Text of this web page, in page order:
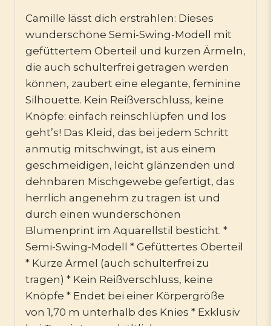
Camille lässt dich erstrahlen: Dieses
wunderschöne Semi-Swing-Modell mit
gefüttertem Oberteil und kurzen Ärmeln,
die auch schulterfrei getragen werden
können, zaubert eine elegante, feminine
Silhouette. Kein Reißverschluss, keine
Knöpfe: einfach reinschlüpfen und los
geht’s! Das Kleid, das bei jedem Schritt
anmutig mitschwingt, ist aus einem
geschmeidigen, leicht glänzenden und
dehnbaren Mischgewebe gefertigt, das
herrlich angenehm zu tragen ist und
durch einen wunderschönen
Blumenprint im Aquarellstil besticht. *
Semi-Swing-Modell * Gefüttertes Oberteil
* Kurze Ärmel (auch schulterfrei zu
tragen) * Kein Reißverschluss, keine
Knöpfe * Endet bei einer Körpergröße
von 1,70 m unterhalb des Knies * Exklusiv